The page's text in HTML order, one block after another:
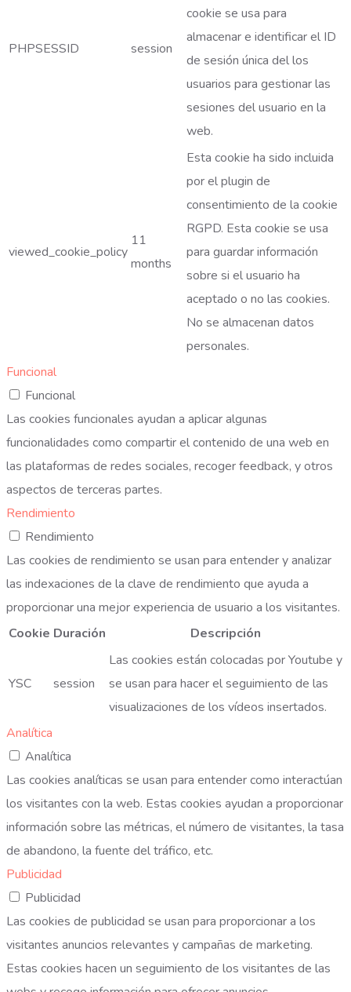
PHPSESSID session
cookie se usa para
almacenar e identificar el ID
de sesión única del los
usuarios para gestionar las
sesiones del usuario en la
web.
viewed_cookie_policy
11
months
Esta cookie ha sido incluida
por el plugin de
consentimiento de la cookie
RGPD. Esta cookie se usa
para guardar información
sobre si el usuario ha
aceptado o no las cookies.
No se almacenan datos
personales.
Funcional
Funcional
Las cookies funcionales ayudan a aplicar algunas
funcionalidades como compartir el contenido de una web en
las plataformas de redes sociales, recoger feedback, y otros
aspectos de terceras partes.
Rendimiento
Rendimiento
Las cookies de rendimiento se usan para entender y analizar
las indexaciones de la clave de rendimiento que ayuda a
proporcionar una mejor experiencia de usuario a los visitantes.
Cookie Duración Descripción
YSC session
Las cookies están colocadas por Youtube y
se usan para hacer el seguimiento de las
visualizaciones de los vídeos insertados.
Analítica
Analítica
Las cookies analíticas se usan para entender como interactúan
los visitantes con la web. Estas cookies ayudan a proporcionar
información sobre las métricas, el número de visitantes, la tasa
de abandono, la fuente del tráfico, etc.
Publicidad
Publicidad
Las cookies de publicidad se usan para proporcionar a los
visitantes anuncios relevantes y campañas de marketing.
Estas cookies hacen un seguimiento de los visitantes de las